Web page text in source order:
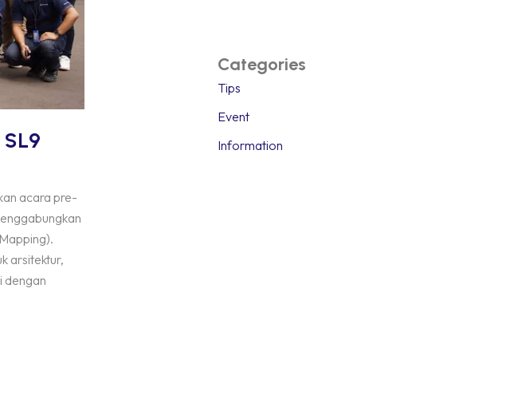
acara pre-
arsitektur,
dengan
Categories
Tips
Event
Information